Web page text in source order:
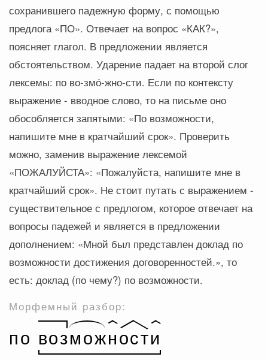
сохранившего падежную форму, с помощью
предлога «ПО». Отвечает на вопрос «КАК?»,
поясняет глагол. В предложении является
обстоятельством. Ударение падает на второй слог
лексемы: по во-змо́-жно-сти. Если по контексту
выражение - вводное слово, то на письме оно
обособляется запятыми: «По возможности,
напишите мне в кратчайший срок». Проверить
можно, заменив выражение лексемой
«ПОЖАЛУЙСТА»: «Пожалуйста, напишите мне в
кратчайший срок». Не стоит путать с выражением -
существительное с предлогом, которое отвечает на
вопросы падежей и является в предложении
дополнением: «Мной был представлен доклад по
возможности достижения договоренностей.», то
есть: доклад (по чему?) по возможности.
Морфемный разбор: